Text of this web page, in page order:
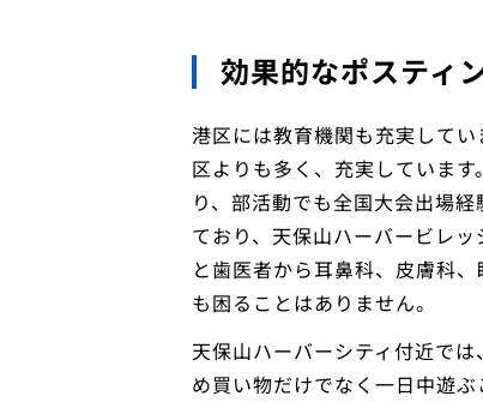
効果的なポスティ
港区には教育機関も充実して
区よりも多く、充実していま
り、部活動でも全国大会出場
ており、天保山ハーバービレ
と歯医者から耳鼻科、皮膚科
も困ることはありません。
天保山ハーバーシティ付近で
め買い物だけでなく一日中遊